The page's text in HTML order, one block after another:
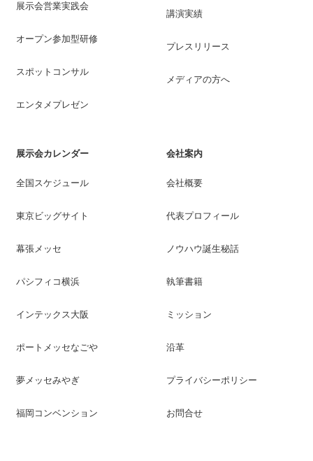
展示会営業実践会
オープン参加型研修
スポットコンサル
エンタメプレゼン
講演実績
プレスリリース
メディアの方へ
展示会カレンダー
全国スケジュール
東京ビッグサイト
幕張メッセ
パシフィコ横浜
インテックス大阪
ポートメッセなごや
夢メッセみやぎ
福岡コンベンション
会社案内
会社概要
代表プロフィール
ノウハウ誕生秘話
執筆書籍
ミッション
沿革
プライバシーポリシー
お問合せ